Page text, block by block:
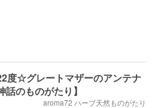
度☆グレートマザーのアンテナ
話のものがたり】
aroma72 ハーブ天然ものがたり